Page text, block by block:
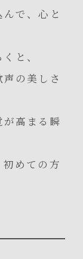
で、心と
と、
の美しさ
高まる瞬
めての方